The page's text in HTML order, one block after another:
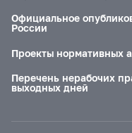
Официальное
России
Проекты нормативных
Перечень нерабочих
выходных дней